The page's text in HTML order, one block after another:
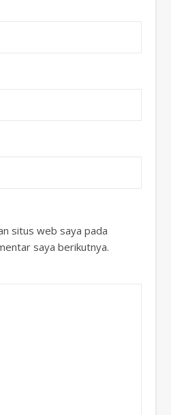
situs web saya pada
saya berikutnya.